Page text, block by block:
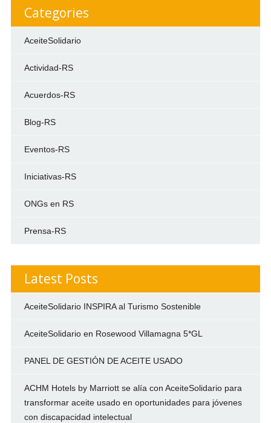
Categories
AceiteSolidario
Actividad-RS
Acuerdos-RS
Blog-RS
Eventos-RS
Iniciativas-RS
ONGs en RS
Prensa-RS
Latest Posts
AceiteSolidario INSPIRA al Turismo Sostenible
AceiteSolidario en Rosewood Villamagna 5*GL
PANEL DE GESTIÓN DE ACEITE USADO
ACHM Hotels by Marriott se alía con AceiteSolidario para
transformar aceite usado en oportunidades para jóvenes
con discapacidad intelectual